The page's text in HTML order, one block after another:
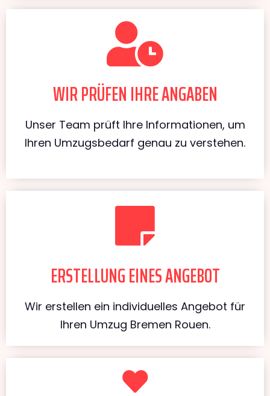
WIR PRÜFEN IHRE ANGABEN
Unser Team prüft Ihre Informationen, um
Ihren Umzugsbedarf genau zu verstehen.
ERSTELLUNG EINES ANGEBOT
Wir erstellen ein individuelles Angebot für
Ihren Umzug Bremen Rouen.